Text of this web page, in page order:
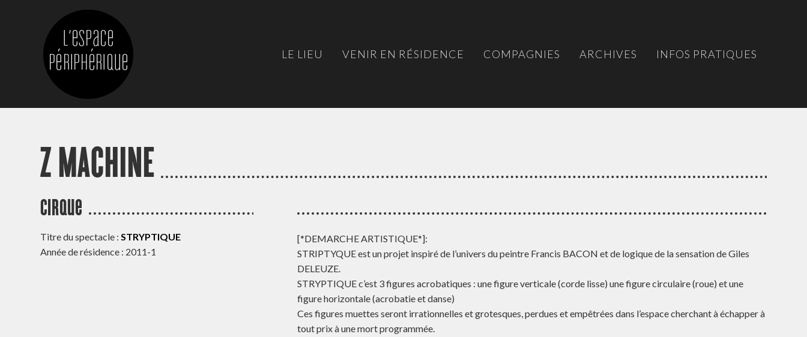
LE LIEU VENIR EN RÉSIDENCE COMPAGNIES ARCHIVES INFOS PRATIQUES
Z MACHINE
Cirque
Titre du spectacle : STRYPTIQUE
Année de résidence : 2011-1
[*DEMARCHE ARTISTIQUE*]:
STRIPTYQUE est un projet inspiré de l’univers du peintre Francis BACON et de logique de la sensation de Giles
DELEUZE.
STRYPTIQUE c’est 3 figures acrobatiques : une figure verticale (corde lisse) une figure circulaire (roue) et une
figure horizontale (acrobatie et danse)
Ces figures muettes seront irrationnelles et grotesques, perdues et empêtrées dans l’espace cherchant à échapper à
tout prix à une mort programmée.